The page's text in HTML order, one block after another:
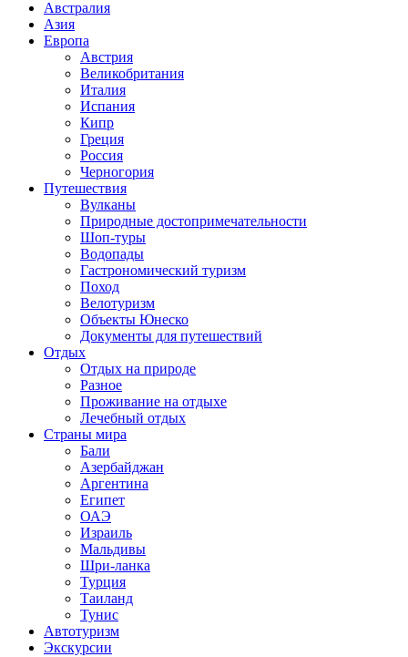
Австралия
Азия
Европа
Австрия
Великобритания
Италия
Испания
Кипр
Греция
Россия
Черногория
Путешествия
Вулканы
Природные достопримечательности
Шоп-туры
Водопады
Гастрономический туризм
Поход
Велотуризм
Объекты Юнеско
Документы для путешествий
Отдых
Отдых на природе
Разное
Проживание на отдыхе
Лечебный отдых
Страны мира
Бали
Азербайджан
Аргентина
Египет
ОАЭ
Израиль
Мальдивы
Шри-ланка
Турция
Таиланд
Тунис
Автотуризм
Экскурсии